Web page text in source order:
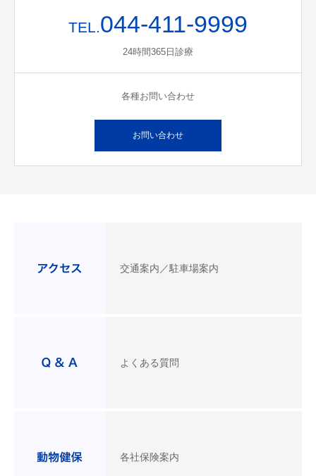
TEL.044-411-9999
24時間365日診療
各種お問い合わせ
お問い合わせ
交通案内／駐車場案内
よくある質問
各社保険案内